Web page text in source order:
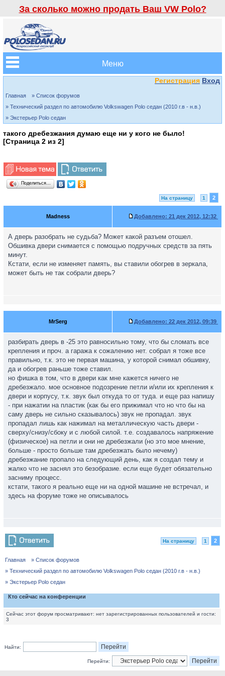
За сколько можно продать Ваш VW Polo?
Меню
Регистрация Вход
Главная
» Список форумов
» Технический раздел по автомобилю Volkswagen Polo седан (2010 г.в - н.в.)
» Экстерьер Polo седан
такого дребезжания думаю еще ни у кого не было!
[Страница 2 из 2]
Поделиться…
На страницу 1 2
Madness Добавлено: 21 дек 2012, 12:32
А дверь разобрать не судьба? Может какой разъем отошел.
Обшивка двери снимается с помощью подручных средств за пять
минут.
Кстати, если не изменяет память, вы ставили обогрев в зеркала,
может быть не так собрали дверь?
MrSerg Добавлено: 22 дек 2012, 09:39
разбирать дверь в -25 это равносильно тому, что бы сломать все
крепления и проч. а гаража к сожалению нет. собрал я тоже все
правильно, т.к. это не первая машина, у которой снимал обшивку,
да и обогрев раньше тоже ставил.
но фишка в том, что в двери как мне кажется ничего не
дребезжало. мое основное подозрение петли и/или их крепления к
двери и корпусу, т.к. звук был откуда то от туда. и еще раз напишу
- при нажатии на пластик (как бы его прижимал что но что бы на
саму дверь не сильно сказывалось) звук не пропадал. звук
пропадал лишь как нажимал на металлическую часть двери -
сверху/снизу/сбоку и с любой силой. т.е. создавалось напряжение
(физическое) на петли и они не дребезжали (но это мое мнение,
больше - просто больше там дребезжать было нечему)
дребезжание пропало на следующий день, как я создал тему и
жалко что не заснял это безобразие. если еще будет обязательно
засниму процесс.
кстати, такого я реально еще ни на одной машине не встречал, и
здесь на форуме тоже не описывалось
На страницу 1 2
Главная
» Список форумов
» Технический раздел по автомобилю Volkswagen Polo седан (2010 г.в - н.в.)
» Экстерьер Polo седан
Кто сейчас на конференции
Сейчас этот форум просматривают: нет зарегистрированных пользователей и гости:
3
Найти:
Перейти: